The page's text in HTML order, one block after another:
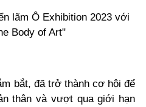
lãm Ô Exhibition 2023 với
Body of Art"
bắt, đã trở thành cơ hội để
thân và vượt qua giới hạn